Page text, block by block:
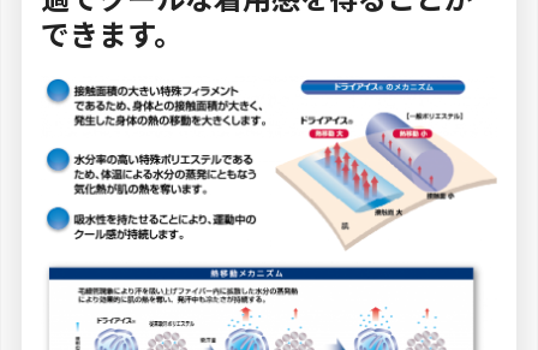
できます。